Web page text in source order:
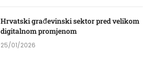
Hrvatski građevinski sektor pred velikom
digitalnom promjenom
25/01/2026